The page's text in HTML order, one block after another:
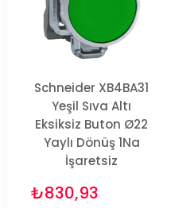
Schneider XB4BA31
Yeşil Sıva Altı
Eksiksiz Buton Ø22
Yaylı Dönüş 1Na
İşaretsiz
₺830,93